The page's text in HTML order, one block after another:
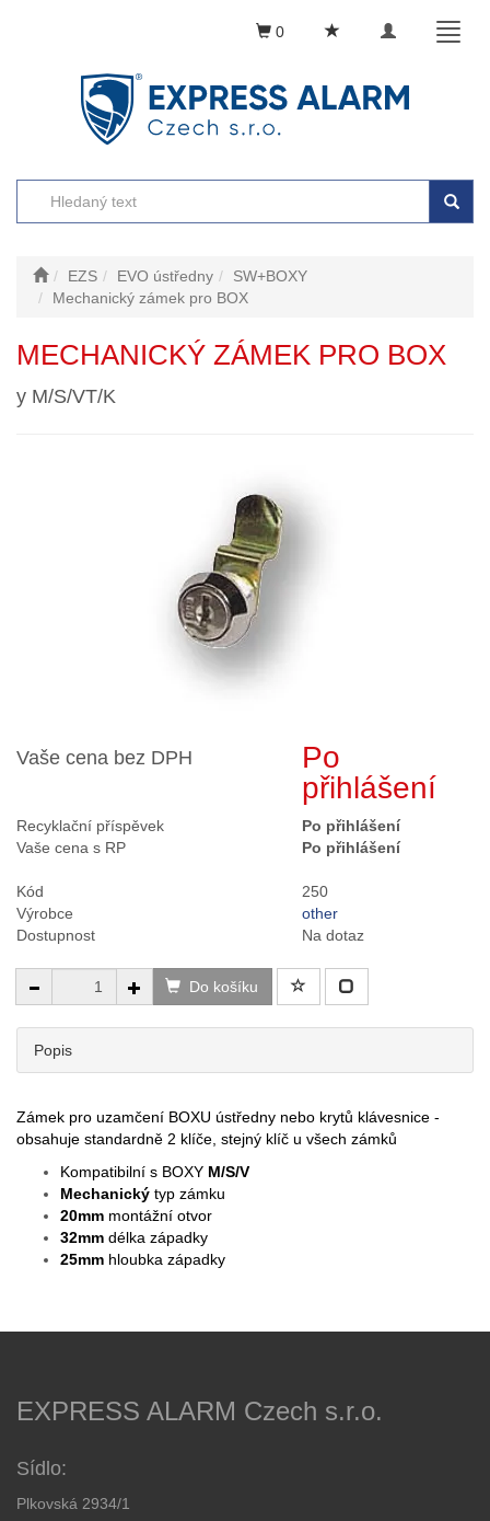
Toggle
0
EZS EVO ústředny
SW+BOXY
Mechanický zámek pro BOX
MECHANICKÝ ZÁMEK PRO BOX
y M/S/VT/K
Vaše cena bez DPH
Po
přihlášení
Recyklační příspěvek
Po přihlášení
Vaše cena s RP
Po přihlášení
Kód
250
Výrobce
other
Dostupnost
Na dotaz
Do košíku
Popis
Zámek pro uzamčení BOXU ústředny nebo krytů klávesnice -
obsahuje standardně 2 klíče, stejný klíč u všech zámků
Kompatibilní s BOXY M/S/V
Mechanický typ zámku
20mm montážní otvor
32mm délka západky
25mm hloubka západky
EXPRESS ALARM Czech s.r.o.
Sídlo:
Plkovská 2934/1